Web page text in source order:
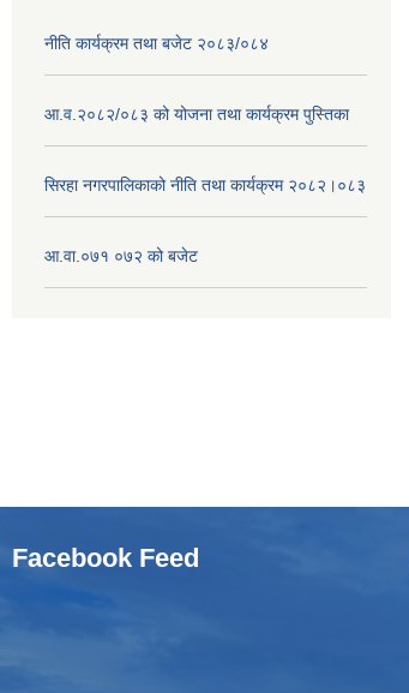
नीति कार्यक्रम तथा बजेट २०८३/०८४
आ.व.२०८२/०८३ को योजना तथा कार्यक्रम पुस्तिका
सिरहा नगरपालिकाको नीति तथा कार्यक्रम २०८२।०८३
आ.वा.०७१ ०७२ को बजेट
Facebook Feed